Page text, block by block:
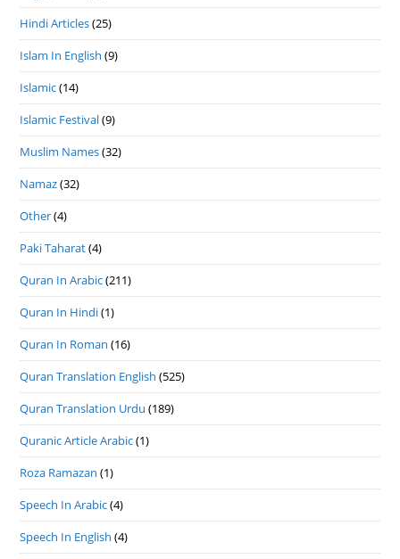
Hindi Articles(25)
Islam In English (9)
Islamic(14)
Islamic Festival(9)
Muslim Names(32)
Namaz(32)
Other(4)
Paki Taharat(4)
Quran In Arabic(211)
Quran In Hindi(1)
Quran In Roman (16)
Quran Translation English (525)
Quran Translation Urdu (189)
Quranic Article Arabic(1)
Roza Ramazan (1)
Speech In Arabic(4)
Speech In English (4)